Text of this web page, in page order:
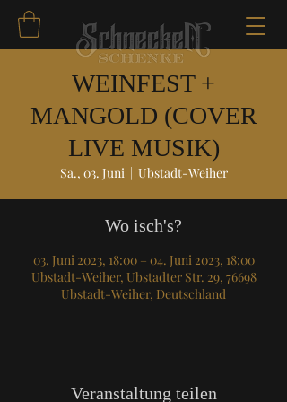
WEINFEST +
MANGOLD (COVER
LIVE MUSIK)
Sa., 03. Juni
  |
Ubstadt-Weiher
Wo isch's?
03. Juni 2023, 18:00 – 04. Juni 2023, 18:00
Ubstadt-Weiher, Ubstadter Str. 29, 76698
Ubstadt-Weiher, Deutschland
Veranstaltung teilen